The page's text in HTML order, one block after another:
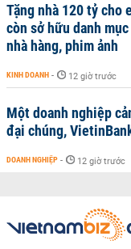
Tặng nhà 120 tỷ cho
còn sở hữu danh
nhà hàng, phim ảnh
KINH DOANH - 12 giờ trước
Một doanh nghiệp
đại chúng,
DOANH NGHIỆP - 12 giờ trước